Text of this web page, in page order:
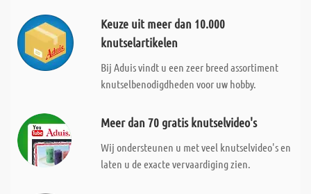
Keuze uit meer dan 10.000
knutselartikelen
Bij Aduis vindt u een zeer breed assortiment
knutselbenodigdheden voor uw hobby.
Meer dan 70 gratis knutselvideo's
Wij ondersteunen u met veel knutselvideo's en
laten u de exacte vervaardiging zien.